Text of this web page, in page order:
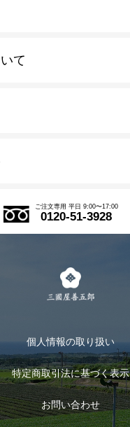
ズ
ツ
て
ご注文専用 平日 9:00〜17:00
0120-51-3928
個人情報の取り扱い
特定商取引法に基づく表示
お問い合わせ